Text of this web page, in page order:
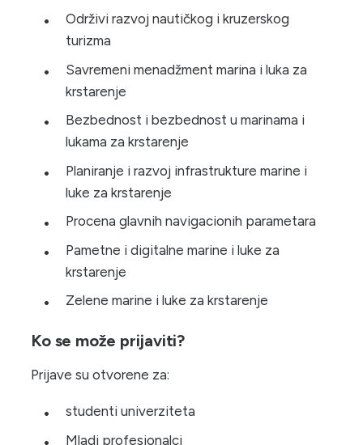
Održivi razvoj nautičkog i kruzerskog
turizma
Savremeni menadžment marina i luka za
krstarenje
Bezbednost i bezbednost u marinama i
lukama za krstarenje
Planiranje i razvoj infrastrukture marine i
luke za krstarenje
Procena glavnih navigacionih parametara
Pametne i digitalne marine i luke za
krstarenje
Zelene marine i luke za krstarenje
Ko se može prijaviti?
Prijave su otvorene za:
studenti univerziteta
Mladi profesionalci